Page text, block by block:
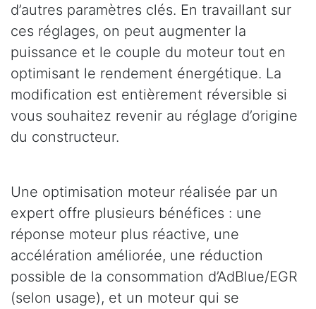
d’autres paramètres clés. En travaillant sur
ces réglages, on peut augmenter la
puissance et le couple du moteur tout en
optimisant le rendement énergétique. La
modification est entièrement réversible si
vous souhaitez revenir au réglage d’origine
du constructeur.
Une optimisation moteur réalisée par un
expert offre plusieurs bénéfices : une
réponse moteur plus réactive, une
accélération améliorée, une réduction
possible de la consommation d’AdBlue/EGR
(selon usage), et un moteur qui se